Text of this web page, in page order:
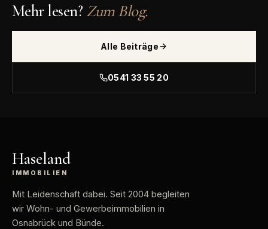
Mehr lesen?Zum Blog.
Alle Beiträge
0541 33 55 20
Haseland
IMMOBILIEN
Mit Leidenschaft dabei. Seit 2004 begleiten
wir Wohn- und Gewerbeimmobilien in
Osnabrück und Bünde.